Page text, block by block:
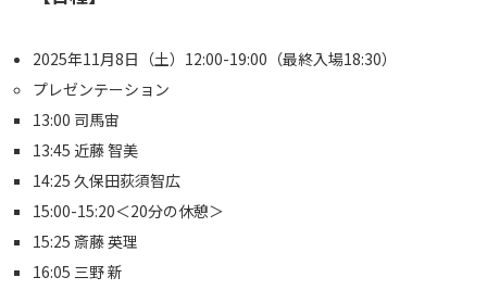
2025年11月8日（土）12:00-19:00（最終入場18:30）
プレゼンテーション
13:00 司馬宙
13:45 近藤 智美
14:25 久保田荻須智広
15:00-15:20＜20分の休憩＞
15:25 斎藤 英理
16:05 三野 新